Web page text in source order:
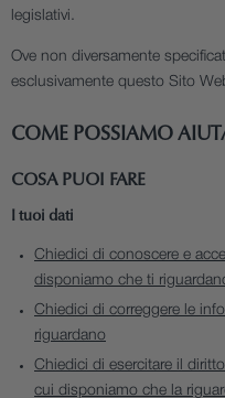
legislativi.
Ove non diversamente
esclusivamente questo Sito
COME POSSIAMO
COSA PUOI FARE
I tuoi dati
Chiedici di conoscere e
disponiamo che ti
Chiedici di correggere le
riguardano
Chiedici di esercitare il
cui disponiamo che la